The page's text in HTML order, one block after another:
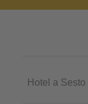
Hotel a Sesto